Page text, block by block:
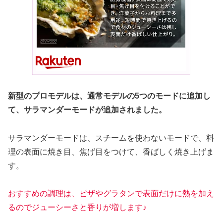
新型のプロモデルは、通常モデルの5つのモードに追加し
て、サラマンダーモードが追加されました。
サラマンダーモードは、スチームを使わないモードで、料
理の表面に焼き目、焦げ目をつけて、香ばしく焼き上げま
す。
おすすめの調理は、ピザやグラタンで表面だけに熱を加え
るのでジューシーさと香りが増します♪